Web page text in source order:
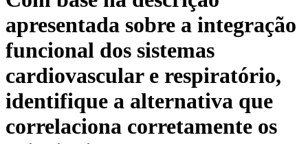
apresentada sobre a integração
funcional dos sistemas
cardiovascular e respiratório,
identifique a alternativa que
correlaciona corretamente os